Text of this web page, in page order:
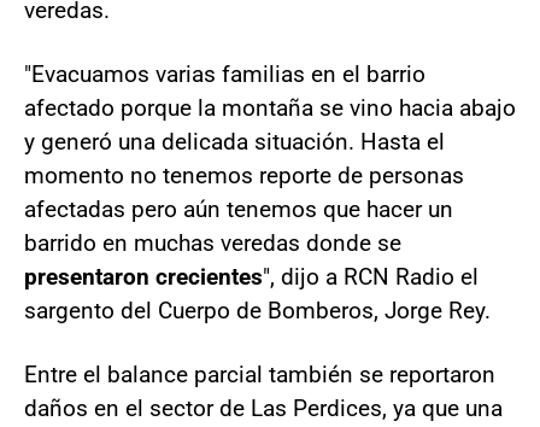
veredas.
"Evacuamos varias familias en el barrio
afectado porque la montaña se vino hacia abajo
y generó una delicada situación. Hasta el
momento no tenemos reporte de personas
afectadas pero aún tenemos que hacer un
barrido en muchas veredas donde se
presentaron crecientes", dijo a RCN Radio el
sargento del Cuerpo de Bomberos, Jorge Rey.
Entre el balance parcial también se reportaron
daños en el sector de Las Perdices, ya que una